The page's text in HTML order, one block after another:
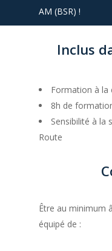
AM (BSR) !
Inclus
Formation à la
8h de
Sensibilité à la
Route
Être au minimum
équipé de :